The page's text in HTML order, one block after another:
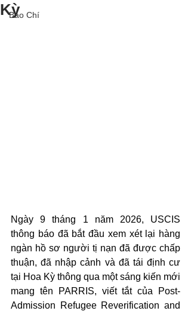
Báo Chí
Kỳ
Ngày 9 tháng 1 năm 2026, USCIS
thông báo đã bắt đầu xem xét lại hàng
ngàn hồ sơ người tị nạn đã được chấp
thuận, đã nhập cảnh và đã tái định cư
tại Hoa Kỳ thông qua một sáng kiến mới
mang tên PARRIS, viết tắt của Post-
Admission Refugee Reverification and